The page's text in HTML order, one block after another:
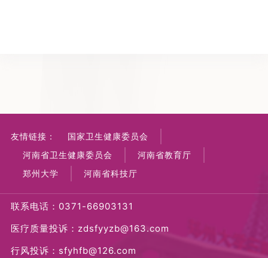
友情链接：
国家卫生健康委员会
河南省卫生健康委员会
河南省教育厅
郑州大学
河南省科技厅
联系电话：0371-66903131
医疗质量投诉：zdsfyyzb@163.com
行风投诉：sfyhfb@126.com